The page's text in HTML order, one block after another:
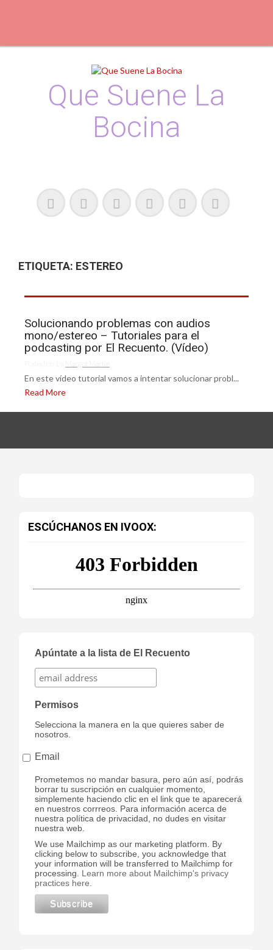
Que Suene La
Bocina
ETIQUETA: ESTEREO
Solucionando problemas con audios
mono/estereo – Tutoriales para el
podcasting por El Recuento. (Vídeo)
Margot Martín
En este vídeo tutorial vamos a intentar solucionar probl...
Read More
ESCÚCHANOS EN IVOOX:
Apúntate a la lista de El Recuento
Permisos
Selecciona la manera en la que quieres saber de
nosotros.
Email
Prometemos no mandar basura, pero aún así, podrás
borrar tu suscripción en cualquier momento,
simplemente haciendo clic en el link que te aparecerá
en nuestros corrreos. Para información acerca de
nuestra política de privacidad, no dudes en visitar
nuestra web.
We use Mailchimp as our marketing platform. By
clicking below to subscribe, you acknowledge that
your information will be transferred to Mailchimp for
processing. Learn more about Mailchimp's privacy
practices here.